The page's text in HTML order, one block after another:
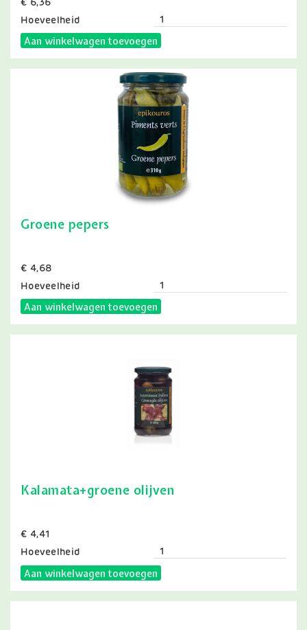
Prijs
€ 6,36
Hoeveelheid
Aan winkelwagen toevoegen
Groene pepers
Prijs
€ 4,68
Hoeveelheid
Aan winkelwagen toevoegen
Kalamata+groene olijven
Prijs
€ 4,41
Hoeveelheid
Aan winkelwagen toevoegen